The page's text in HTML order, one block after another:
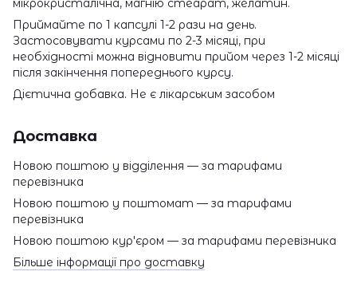
мікрокристалічна, магнію стеарат, желатин.
Приймайте по 1 капсулі 1-2 рази на день.
Застосовувати курсами по 2-3 місяці, при
необхідності можна відновити прийом через 1-2 місяці
після закінчення попереднього курсу.
Дієтична добавка. Не є лікарським засобом
Доставка
Новою поштою у відділення — за тарифами
перевізника
Новою поштою у поштомат — за тарифами
перевізника
Новою поштою кур'єром — за тарифами перевізника
Більше інформації про доставку